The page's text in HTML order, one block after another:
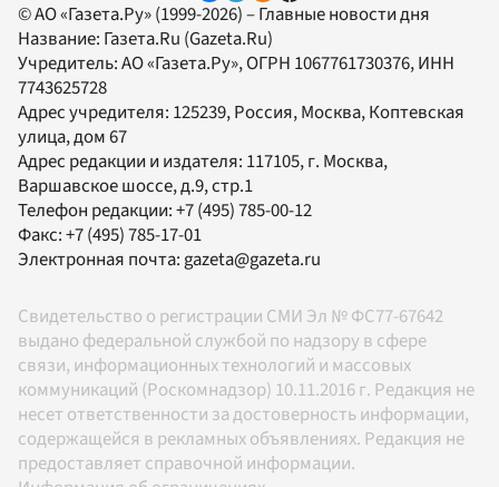
© АО «Газета.Ру» (1999-2026) – Главные новости дня
Название: Газета.Ru (Gazeta.Ru)
Учредитель:АО «Газета.Ру», ОГРН 1067761730376, ИНН
7743625728
Адрес учредителя: 125239, Россия, Москва, Коптевская
улица, дом 67
Адрес редакции и издателя: 117105, г. Москва,
Варшавское шоссе, д.9, стр.1
Телефон редакции:+7 (495) 785-00-12
Факс:+7 (495) 785-17-01
Электронная почта:gazeta@gazeta.ru
Свидетельство о регистрации СМИ Эл № ФС77-67642
выдано федеральной службой по надзору в сфере
связи, информационных технологий и массовых
коммуникаций (Роскомнадзор) 10.11.2016 г. Редакция не
несет ответственности за достоверность информации,
содержащейся в рекламных объявлениях. Редакция не
предоставляет справочной информации.